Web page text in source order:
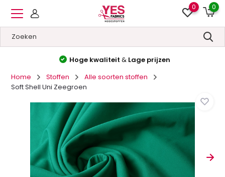
0 0
Hoge kwaliteit&Lage prijzen
Home
Stoffen
Alle soorten stoffen
Soft Shell Uni Zeegroen